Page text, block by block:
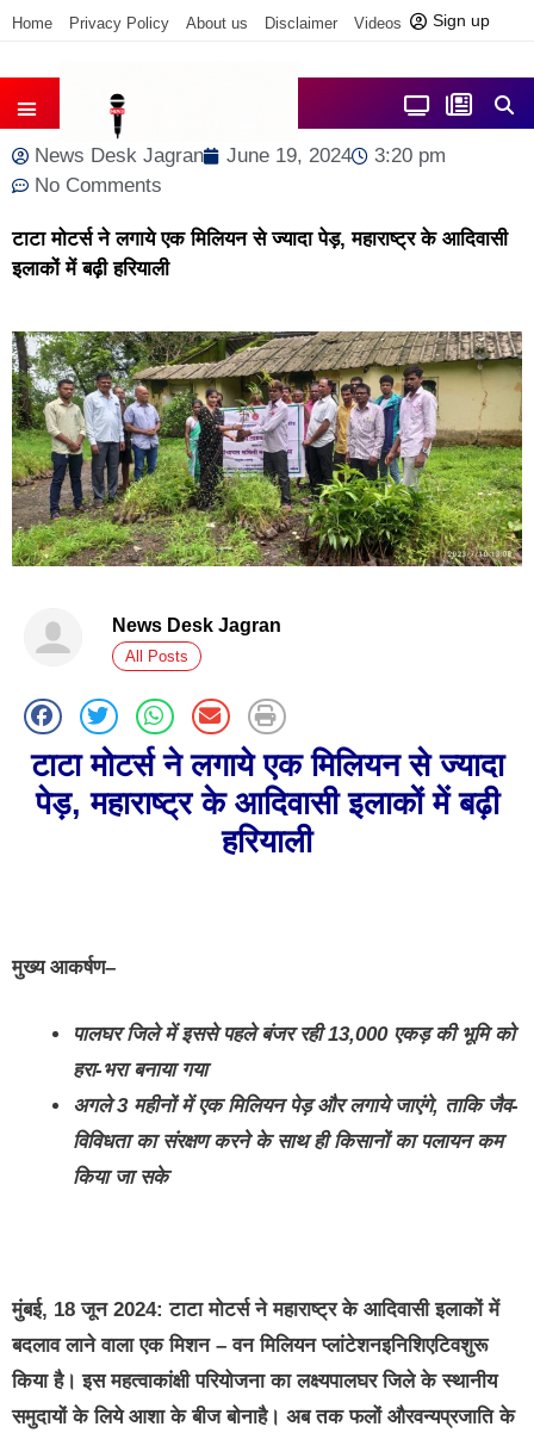
Home Privacy Policy About us Disclaimer Videos Contact us
Sign up
News Desk Jagran June 19, 2024
3:20 pm
No Comments
टाटा मोटर्स ने लगाये एक मिलियन से ज्‍यादा पेड़, महाराष्‍ट्र के आदिवासी
इलाकों में बढ़ी हरियाली
News Desk Jagran
All Posts
टाटा मोटर्स ने लगाये एक मिलियन से ज्‍यादा
पेड़,महाराष्‍ट्र के आदिवासी इलाकों में बढ़ी
हरियाली
मुख्‍य आकर्षण–
पालघर जिले में इससे पहले बंजर रही 13,000 एकड़ की भूमि को
हरा-भरा बनाया गया
अगले 3 महीनों में एक मिलियन पेड़ और लगाये जाएंगे, ताकि जैव-
विविधता का संरक्षण करने के साथ ही किसानों का पलायन कम
किया जा सके
मुंबई, 18 जून 2024:टाटा मोटर्स ने महाराष्‍ट्र के आदिवासी इलाकों में
बदलाव लाने वाला एक मिशन –वन मिलियन प्‍लांटेशनइनिशिएटिवशुरू
किया है। इस महत्‍वाकांक्षी परियोजना का लक्ष्‍यपालघर जिले के स्‍थानीय
समुदायों के लिये आशा के बीज बोनाहै। अब तक फलों औरवन्‍यप्रजाति के